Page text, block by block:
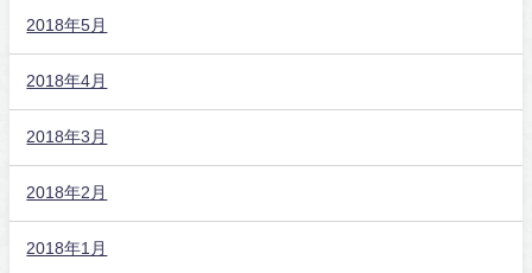
2018年5月
2018年4月
2018年3月
2018年2月
2018年1月